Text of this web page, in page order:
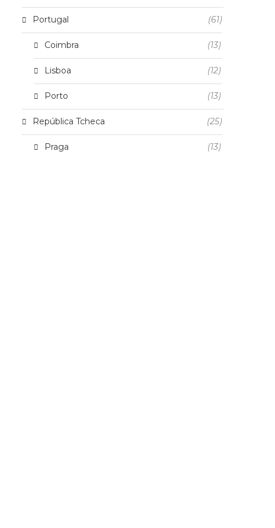
Portugal (61)
Coimbra (13)
Lisboa (12)
Porto (13)
República Tcheca (25)
Praga (13)